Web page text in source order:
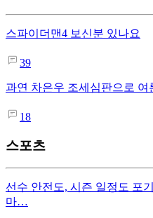
스파이더맨4 보신분 있나요
39
과연 차은우 조세심판으로 여
18
스포츠
선수 안전도, 시즌 일정도 포
마…